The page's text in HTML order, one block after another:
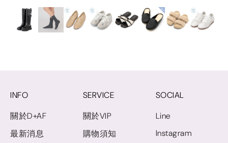
INFO
關於D+AF
最新消息
SERVICE
關於VIP
購物須知
SOCIAL
Line
Instagram